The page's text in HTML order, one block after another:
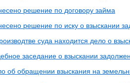
решение по договору займа
решение по иску о взыскании
суда находится дело о
заседание о взыскании
об обращении взыскания на